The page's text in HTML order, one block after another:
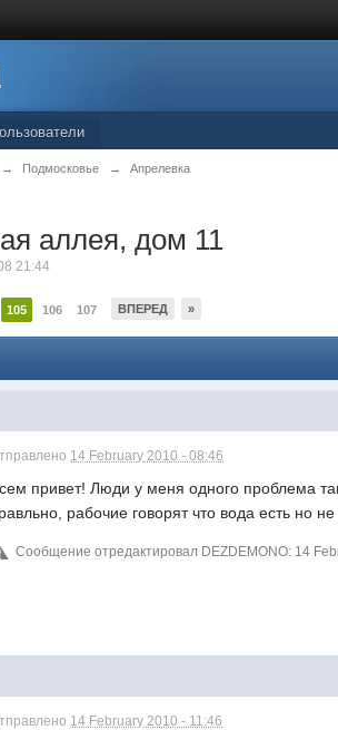
→ Подмосковье → Апрелевка
аллея, дом 11
21:44
105 106 107 ВПЕРЕД »
14 February 2010 - 08:46
привет! Люди у меня одного проблема
рабочие говорят что вода есть но
Сообщение отредактировал DEZDEMONO: 14
14 February 2010 - 11:46